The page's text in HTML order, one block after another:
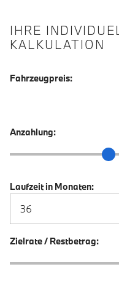
IHRE
KALKULATION
Fahrzeugpreis:
Anzahlung:
Anzahlung Schieberegler
Laufzeit in Monaten:
Zielrate / Restbetrag:
Zielrate / Restbetrag